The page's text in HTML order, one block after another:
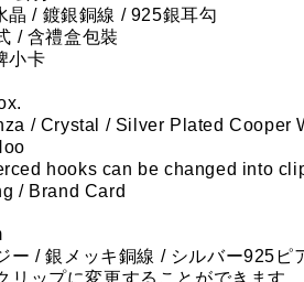
晶 / 鍍銀銅線 / 925銀耳勾
/ 含禮盒包裝
小卡
/ Crystal / Silver Plated Cooper
hooks can be changed into
/ Brand Card
ー / 銀メッキ銅線 / シルバー925ピ
リップに変更することができます